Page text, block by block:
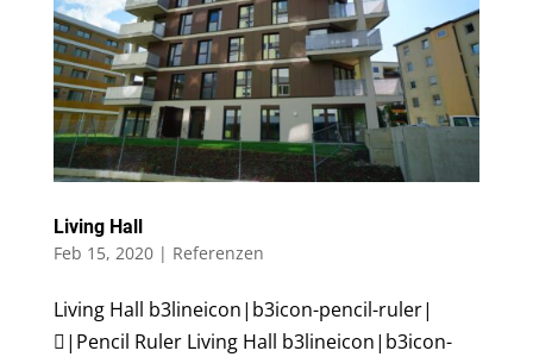
Living Hall
Feb 15, 2020| Referenzen
Living Hall b3lineicon|b3icon-pencil-ruler|
|Pencil Ruler Living Hall b3lineicon|b3icon-